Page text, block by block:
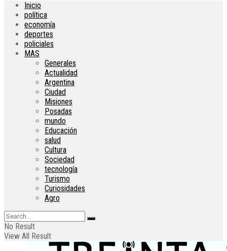
Inicio
política
economía
deportes
policiales
MAS
Generales
Actualidad
Argentina
Ciudad
Misiones
Posadas
mundo
Educación
salud
Cultura
Sociedad
tecnología
Turismo
Curiosidades
Agro
No Result
View All Result